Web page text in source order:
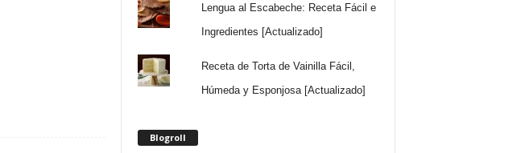
Lengua al Escabeche: Receta Fácil e
Ingredientes [Actualizado]
Receta de Torta de Vainilla Fácil,
Húmeda y Esponjosa [Actualizado]
Blogroll